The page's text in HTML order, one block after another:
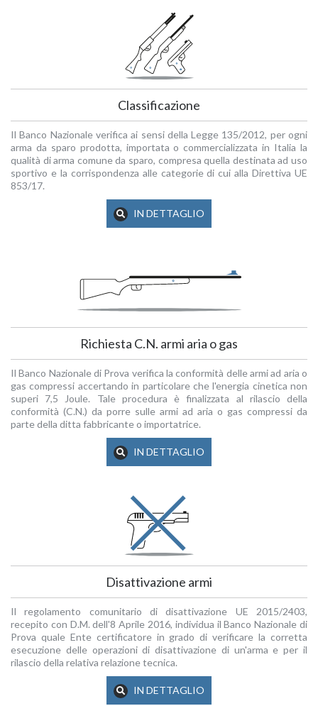
Classificazione
Il Banco Nazionale verifica ai sensi della Legge 135/2012, per ogni
arma da sparo prodotta, importata o commercializzata in Italia la
qualità di arma comune da sparo, compresa quella destinata ad uso
sportivo e la corrispondenza alle categorie di cui alla Direttiva UE
853/17.
IN DETTAGLIO
Richiesta C.N. armi aria o gas
Il Banco Nazionale di Prova verifica la conformità delle armi ad aria o
gas compressi accertando in particolare che l'energia cinetica non
superi 7,5 Joule. Tale procedura è finalizzata al rilascio della
conformità (C.N.) da porre sulle armi ad aria o gas compressi da
parte della ditta fabbricante o importatrice.
IN DETTAGLIO
Disattivazione armi
Il regolamento comunitario di disattivazione UE 2015/2403,
recepito con D.M. dell'8 Aprile 2016, individua il Banco Nazionale di
Prova quale Ente certificatore in grado di verificare la corretta
esecuzione delle operazioni di disattivazione di un'arma e per il
rilascio della relativa relazione tecnica.
IN DETTAGLIO